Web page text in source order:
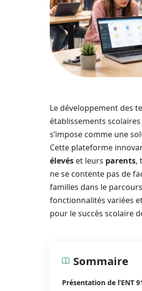
Le développement des
établissements scolaires
s’impose comme une
Cette plateforme
élevés et leurs parents,
ne se contente pas de
familles dans le
fonctionnalités variées
pour le succès scolaire
Sommaire
Présentation de l’ENT